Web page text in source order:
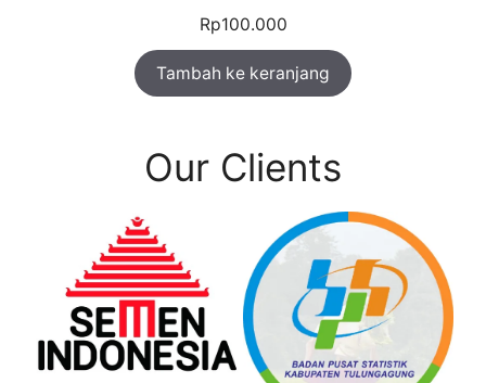
Rp100.000
Tambah ke keranjang
Our Clients